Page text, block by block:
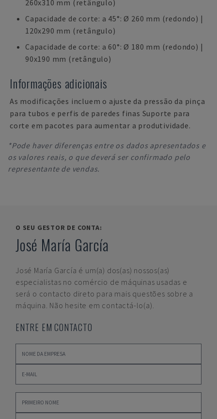
260x310 mm (retângulo)
Capacidade de corte: a 45°: Ø 260 mm (redondo) |
120x290 mm (retângulo)
Capacidade de corte: a 60°: Ø 180 mm (redondo) |
90x190 mm (retângulo)
Informações adicionais
As modificações incluem o ajuste da pressão da pinça
para tubos e perfis de paredes finas Suporte para
corte em pacotes para aumentar a produtividade.
*Pode haver diferenças entre os dados apresentados e
os valores reais, o que deverá ser confirmado pelo
representante de vendas.
O SEU GESTOR DE CONTA:
José María García
José María García é um(a) dos(as) nossos(as)
especialistas no comércio de máquinas usadas e
será o contacto direto para mais questões sobre a
máquina. Não hesite em contactá-lo(a).
ENTRE EM CONTACTO